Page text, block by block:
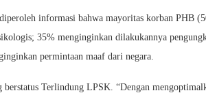
informasi bahwa mayoritas korban PHB
35% menginginkan dilakukannya
permintaan maaf dari negara.
berstatus Terlindung LPSK. “Dengan